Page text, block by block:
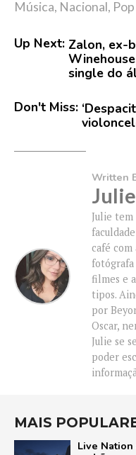
Música, Nacional, Pop
Up Next: Zalon, ex-
single do
Don't Miss:
Written
Julie tem
café
fotógrafa
filmes e
tipos.
por
Oscar,
Julie se
poder
MAIS
Live